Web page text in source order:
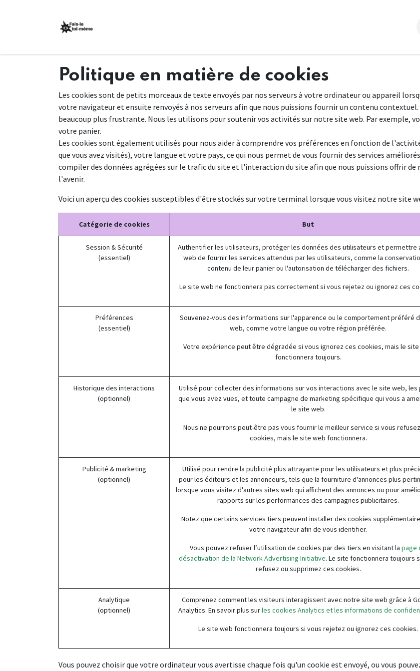
Politique en matière de cookies
Les cookies sont de petits morceaux de texte envoyés par nos serveurs à votre ordinateur ou appareil
votre navigateur et ensuite renvoyés à nos serveurs afin que nous puissions fournir un contenu
beaucoup plus frustrante. Nous les utilisons pour soutenir vos activités sur notre site web. Par exemple,
votre panier.
Les cookies sont également utilisés pour nous aider à comprendre vos préférences en fonction de
que vous avez visités), votre langue et votre pays, ce qui nous permet de vous fournir des services
compiler des données agrégées sur le trafic du site et l'interaction du site afin que nous puissions offrir
l'avenir.
Voici un aperçu des cookies susceptibles d'être stockés sur votre terminal lorsque vous visitez notre site
Catégorie de cookies But
Session & Sécurité
(essentiel)
Authentifier les utilisateurs, protéger les données des utilisateurs et permettre
web de fournir les services attendus par les utilisateurs, comme la
contenu de leur panier ou l'autorisation de télécharger des fichiers.
Le site web ne fonctionnera pas correctement si vous rejetez ou ignorez ces
Préférences
(essentiel)
Souvenez-vous des informations sur l'apparence ou le comportement préféré
web, comme votre langue ou votre région préférée.
Votre expérience peut être dégradée si vous ignorez ces cookies, mais le
fonctionnera toujours.
Historique des interactions
(optionnel)
Utilisé pour collecter des informations sur vos interactions avec le site web, les
que vous avez vues, et toute campagne de marketing spécifique qui vous a
le site web.
Nous ne pourrons peut-être pas vous fournir le meilleur service si vous
cookies, mais le site web fonctionnera.
Publicité & marketing
(optionnel)
Utilisé pour rendre la publicité plus attrayante pour les utilisateurs et plus
pour les éditeurs et les annonceurs, tels que la fourniture d'annonces plus
lorsque vous visitez d'autres sites web qui affichent des annonces ou pour
rapports sur les performances des campagnes publicitaires.
Notez que certains services tiers peuvent installer des cookies
votre navigateur afin de vous identifier.
Vous pouvez refuser l’utilisation de cookies par des tiers en visitant la page
désactivation de la Network Advertising Initiative. Le site fonctionnera toujours
refusez ou supprimez ces cookies.
Analytique
(optionnel)
Comprenez comment les visiteurs interagissent avec notre site web grâce à
Analytics. En savoir plus surles cookies Analytics et les informations de
Le site web fonctionnera toujours si vous rejetez ou ignorez ces cookies.
Vous pouvez choisir que votre ordinateur vous avertisse chaque fois qu'un cookie est envoyé, ou vous